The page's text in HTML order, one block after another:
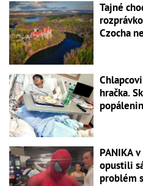
Tajné
Czocha
hračka.
PANIKA
opustili
problém